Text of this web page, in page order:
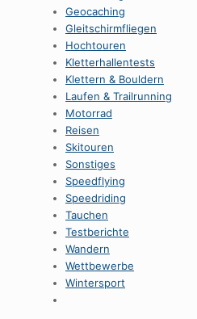
Geocaching
Gleitschirmfliegen
Hochtouren
Kletterhallentests
Klettern & Bouldern
Laufen & Trailrunning
Motorrad
Reisen
Skitouren
Sonstiges
Speedflying
Speedriding
Tauchen
Testberichte
Wandern
Wettbewerbe
Wintersport